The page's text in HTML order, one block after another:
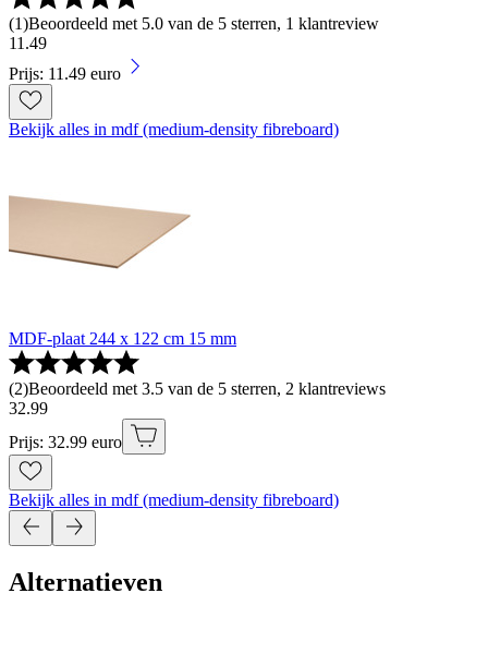
(1)Beoordeeld met 5.0 van de 5 sterren, 1 klantreview
11.49
Prijs: 11.49 euro
Bekijk alles in mdf (medium-density fibreboard)
MDF-plaat 244 x 122 cm 15 mm
(2)Beoordeeld met 3.5 van de 5 sterren, 2 klantreviews
32.99
Prijs: 32.99 euro
Bekijk alles in mdf (medium-density fibreboard)
Alternatieven